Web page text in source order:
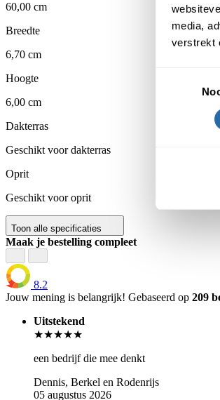
media,
verstrekt
60,00 cm
Breedte
6,70 cm
Hoogte
6,00 cm
Dakterras
Geschikt voor dakterras
Oprit
Geschikt voor oprit
Toon alle specificaties
Maak je bestelling compleet
8.2
Jouw mening is belangrijk! Gebaseerd op 209
Uitstekend
★★★★★
een bedrijf die mee denkt
Dennis, Berkel en Rodenrijs
05 augustus 2026